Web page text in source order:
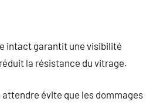
intact garantit une visibilité
la résistance du vitrage.
évite que les dommages